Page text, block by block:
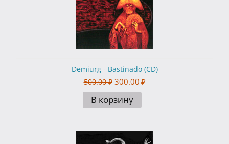
Demiurg - Bastinado (CD)
500.00 ₽ 300.00 ₽
В корзину